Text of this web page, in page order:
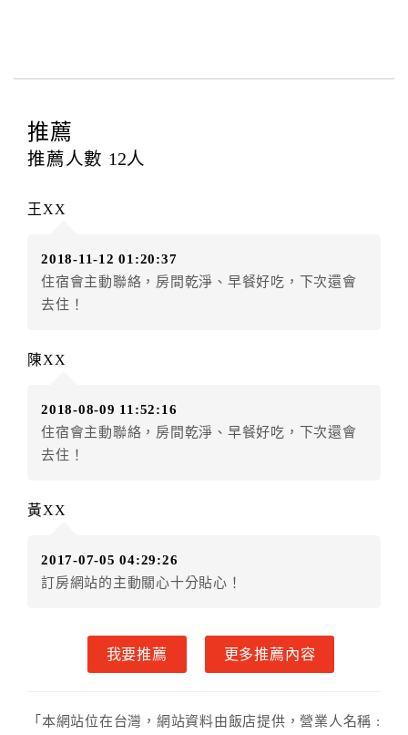
四、訂單異動
提出申辦不得異動訂單。
每筆訂單異動限定
辦理取消退款。
房者應補足差額。（限原訂飯店）
房者不得要求退其差額。（限原訂飯店）
五、保留住宿權益(保留住房)
款。（提出申辦日為保留起算日）
店客滿，敬請及早計畫，如逾時未提出申辦，視同無條
件放棄訂單（住宿權益）。 （限原訂飯店使用）
．每筆訂單異動限定乙次，限原訂飯店，異動完成後不
．訂單異動後，訂單費用總計大於原訂單費用總計時，
訂房者不得要求退其差額。限原訂飯店
◎住房日7天前辦理者，訂單費用扣除總計0%為手續費
◎住房日4天前辦理者，訂單費用扣除總計60%為手續費
費
推薦
推薦人數 12人
王XX
2018-11-12 01:20:37
住宿會主動聯絡，房間乾淨、早餐好吃，下次還會
去住！
陳XX
2018-08-09 11:52:16
住宿會主動聯絡，房間乾淨、早餐好吃，下次還會
去住！
黃XX
2017-07-05 04:29:26
訂房網站的主動關心十分貼心！
我要推薦 更多推薦內容
「本網站位在台灣，網站資料由飯店提供，營業人名稱 :